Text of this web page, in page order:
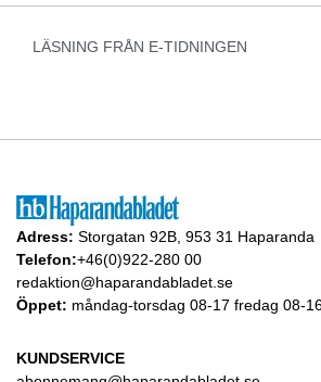
LÄSNING FRÅN E-TIDNINGEN
Adress: Storgatan 92B, 953 31 Haparanda
Telefon:+46(0)922-280 00
redaktion@haparandabladet.se
Öppet: måndag-torsdag 08-17 fredag 08-
KUNDSERVICE